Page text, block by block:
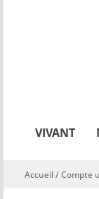
VIVANT
Vous êtes ici
Accueil/Compte